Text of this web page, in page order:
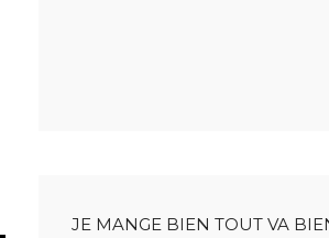
JE MANGE BIEN TOUT VA